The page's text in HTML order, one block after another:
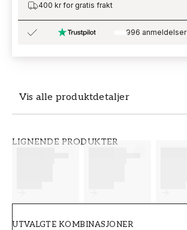
Vis alle produktdetaljer
LIGNENDE PRODUKTER
UTVALGTE KOMBINASJONER
400 kr for gratis frakt
996 anmeldelser